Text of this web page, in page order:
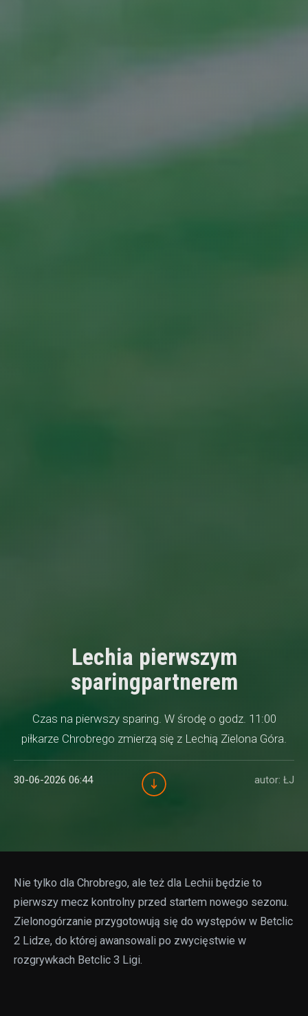
Lechia pierwszym
sparingpartnerem
Czas na pierwszy sparing. W środę o godz. 11:00
piłkarze Chrobrego zmierzą się z Lechią Zielona Góra.
30-06-2026 06:44 autor: ŁJ
Nie tylko dla Chrobrego, ale też dla Lechii będzie to
pierwszy mecz kontrolny przed startem nowego sezonu.
Zielonogórzanie przygotowują się do występów w Betclic
2 Lidze, do której awansowali po zwycięstwie w
rozgrywkach Betclic 3 Ligi.